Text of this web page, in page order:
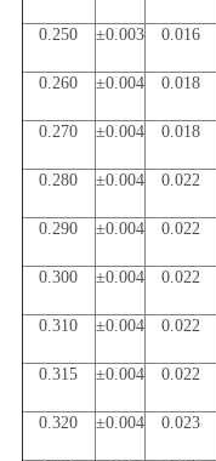
0.250 ±0.003 0.016
0.260 ±0.004 0.018
0.270 ±0.004 0.018
0.280 ±0.004 0.022
0.290 ±0.004 0.022
0.300 ±0.004 0.022
0.310 ±0.004 0.022
0.315 ±0.004 0.022
0.320 ±0.004 0.023